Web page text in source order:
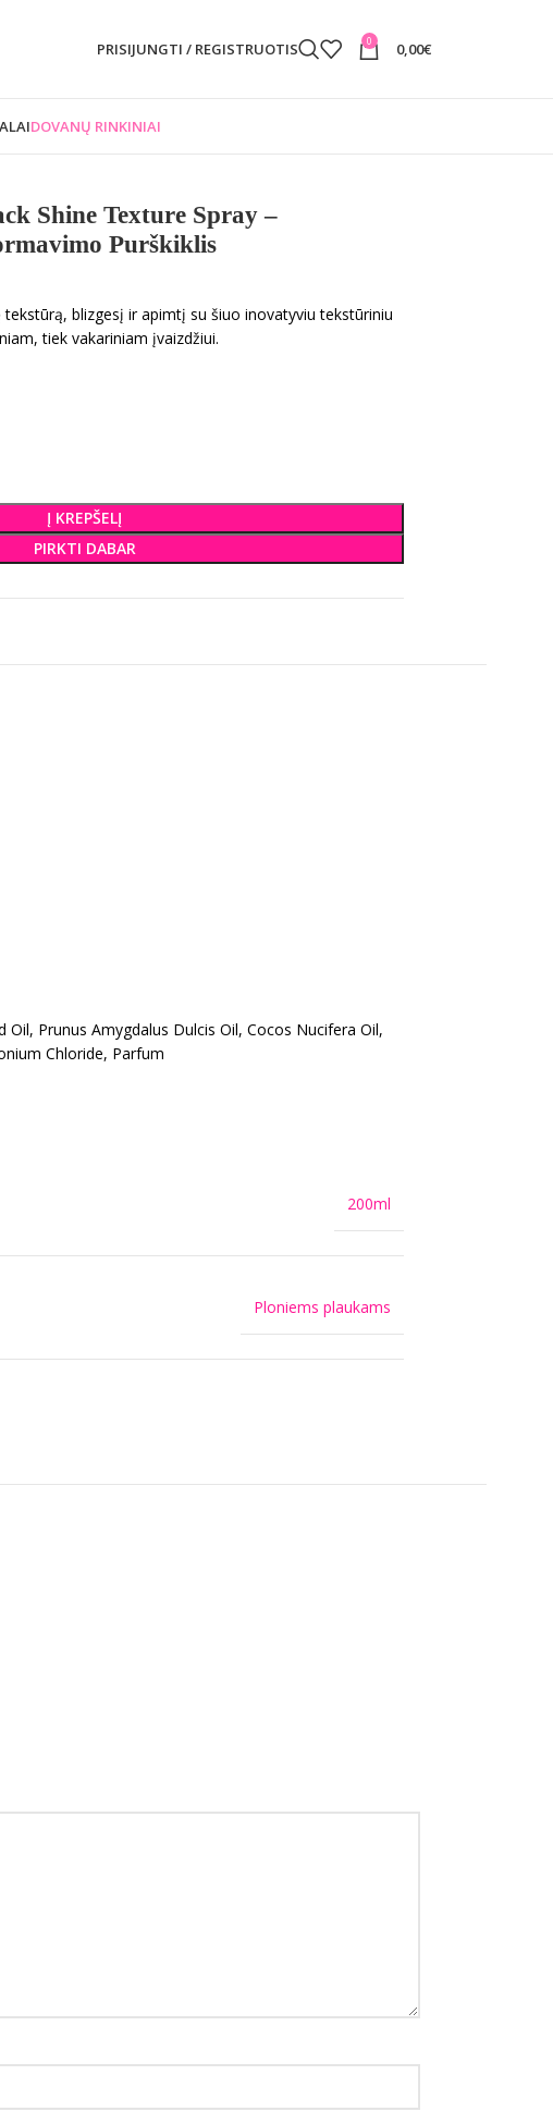
PRISIJUNGTI / REGISTRUOTIS 0 0,00€
DOVANŲ RINKINIAI
Shine Texture Spray –
Purškiklis
blizgesį ir apimtį su šiuo inovatyviu tekstūriniu
tiek vakariniam įvaizdžiui.
Į KREPŠELĮ
PIRKTI DABAR
Prunus Amygdalus Dulcis Oil, Cocos Nucifera Oil,
Chloride, Parfum
200ml
Ploniems plaukams